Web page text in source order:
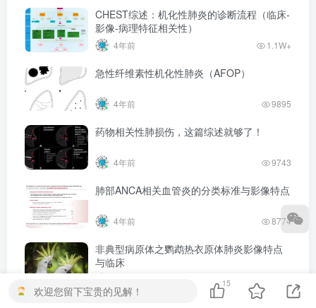
CHEST综述：机化性肺炎的诊断流程（临床-
影像-病理特征相关性）
4年前 1.1W+
急性纤维素性机化性肺炎（AFOP）
4年前 9895
药物相关性肺损伤，这篇综述就够了！
4年前 9743
肺部ANCA相关血管炎的分类标准与影像特点
4年前 8774
非典型病原体之鹦鹉热衣原体肺炎影像特点
与临床
欢迎您留下宝贵的见解！
15